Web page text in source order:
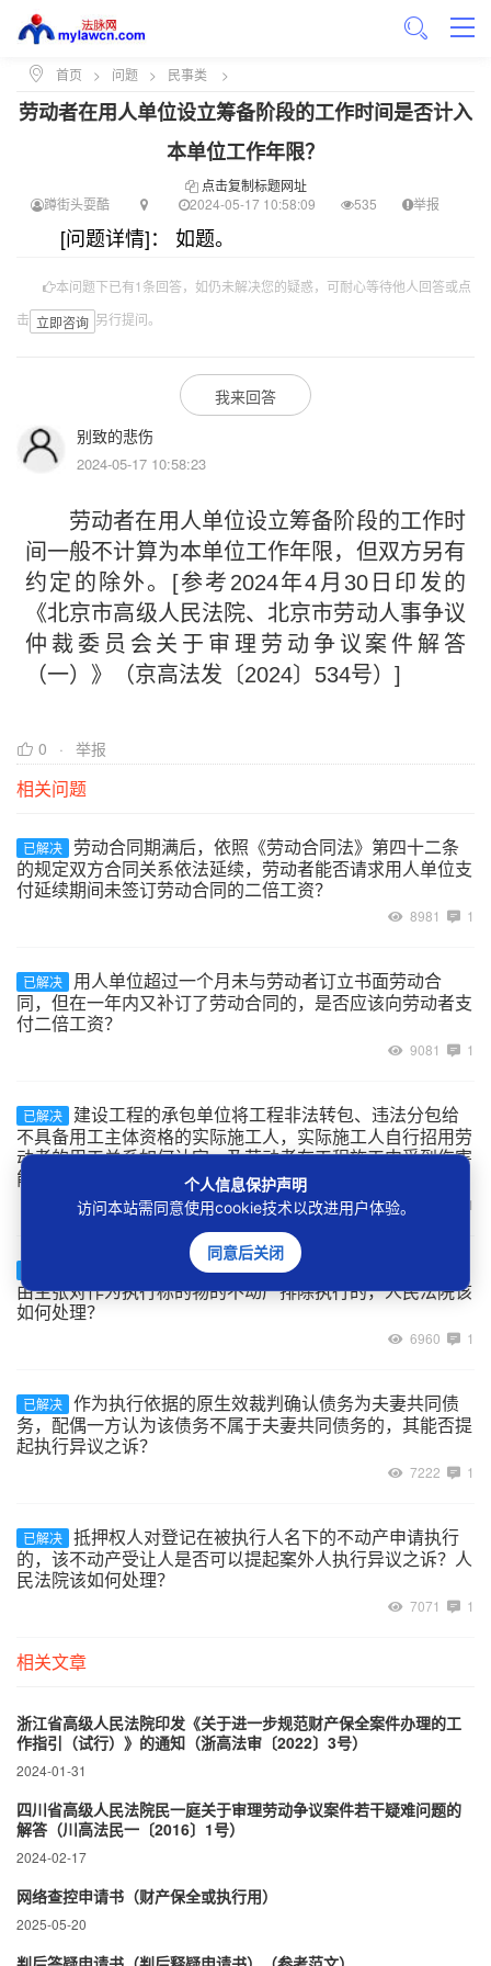
首页 > 问题 > 民事类 >
劳动者在用人单位设立筹备阶段的工作时间是否计入
本单位工作年限？
点击复制标题网址
蹲街头耍酷
2024-05-17 10:58:09 535 举报
[问题详情]： 如题。
本问题下已有1条回答，如仍未解决您的疑惑，可耐心等待他人回答或点
击 立即咨询 另行提问。
我来回答
别致的悲伤
2024-05-17 10:58:23
劳动者在用人单位设立筹备阶段的工作时
间一般不计算为本单位工作年限，但双方另有
约定的除外。[参考2024年4月30日印发的
《北京市高级人民法院、北京市劳动人事争议
仲裁委员会关于审理劳动争议案件解答
（一）》（京高法发〔2024〕534号）]
0 举报
相关问题
已解决
劳动合同期满后，依照《劳动合同法》第四十二条
的规定双方合同关系依法延续，劳动者能否请求用人单位支
付延续期间未签订劳动合同的二倍工资？
8981 1
已解决
用人单位超过一个月未与劳动者订立书面劳动合
同，但在一年内又补订了劳动合同的，是否应该向劳动者支
付二倍工资？
9081 1
已解决
建设工程的承包单位将工程非法转包、违法分包给
不具备用工主体资格的实际施工人，实际施工人自行招用劳
动者的用工关系如何认定，及劳动者在工程施工中受到伤害
能否主张劳动关系项下的权利？
1
案外人以其与被执行人为合资、合作开发房地产为
由主张对作为执行标的物的不动产排除执行的，人民法院该
如何处理？
6960 1
已解决 作为执行依据的原生效裁判确认债务为夫妻共同债
务，配偶一方认为该债务不属于夫妻共同债务的，其能否提
起执行异议之诉？
7222 1
已解决 抵押权人对登记在被执行人名下的不动产申请执行
的，该不动产受让人是否可以提起案外人执行异议之诉？人
民法院该如何处理？
7071 1
相关文章
浙江省高级人民法院印发《关于进一步规范财产保全案件办理的工
作指引（试行）》的通知（浙高法审〔2022〕3号）
2024-01-31
四川省高级人民法院民一庭关于审理劳动争议案件若干疑难问题的
解答（川高法民一〔2016〕1号）
2024-02-17
网络查控申请书（财产保全或执行用）
2025-05-20
个人信息保护声明
访问本站需同意使用cookie技术以改进用户体验。
同意后关闭